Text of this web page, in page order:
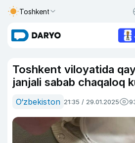
Toshkent
Toshkent viloyatida
janjali sabab chaqaloq
O‘zbekiston 21:35 / 29.01.2025